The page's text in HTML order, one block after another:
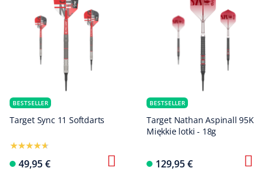
BESTSELLER
Target Sync 11 Softdarts
49,95 €
BESTSELLER
Target Nathan Aspinall 95K
Miękkie lotki - 18g
129,95 €